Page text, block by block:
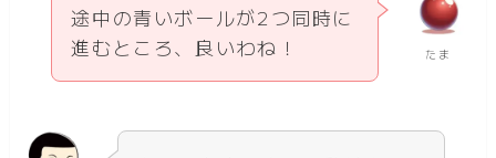
たま
途中の青いボールが2つ同時に
進むところ、良いわね！